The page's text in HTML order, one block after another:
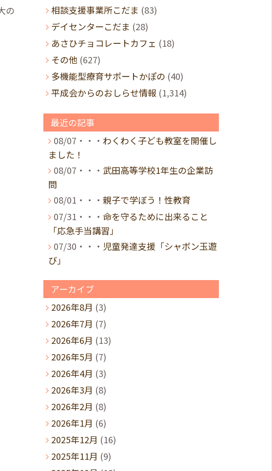
の
相談支援事業所こだま (83)
デイセンターこだま (28)
あさひチョコレートカフェ (18)
その他 (627)
多機能型療育サポートかぽの (40)
平成会からのおしらせ情報 (1,314)
最近の記事
08/07・・・ わくわく子ども教室を開催し
ました！
08/07・・・ 武田高等学校1年生の企業訪
問
08/01・・・ 親子で学ぼう！性教育
07/31・・・ 命を守るために出来ること
「応急手当講習」
07/30・・・ 児童発達支援「シャボン玉遊
び」
アーカイブ
2026年8月 (3)
2026年7月 (7)
2026年6月 (13)
2026年5月 (7)
2026年4月 (3)
2026年3月 (8)
2026年2月 (8)
2026年1月 (6)
2025年12月 (16)
2025年11月 (9)